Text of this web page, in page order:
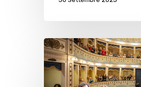
Il
Teatro
di
Cesenatico